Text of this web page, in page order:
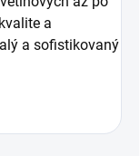
a
a sofistikovaný